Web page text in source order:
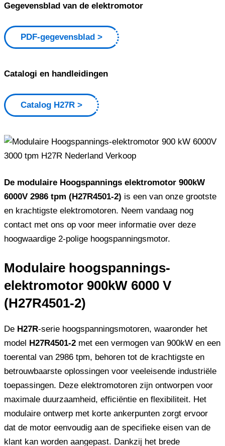
Gegevensblad van de elektromotor
PDF-gegevensblad
Catalogi en handleidingen
Catalog H27R
De modulaire Hoogspannings elektromotor 900kW
6000V 2986 tpm (H27R4501-2) is een van onze grootste
en krachtigste elektromotoren. Neem vandaag nog
contact met ons op voor meer informatie over deze
hoogwaardige 2-polige hoogspanningsmotor.
Modulaire hoogspannings-
elektromotor 900kW 6000 V
(H27R4501-2)
De H27R-serie hoogspanningsmotoren, waaronder het
model H27R4501-2 met een vermogen van 900kW en een
toerental van 2986 tpm, behoren tot de krachtigste en
betrouwbaarste oplossingen voor veeleisende industriële
toepassingen. Deze elektromotoren zijn ontworpen voor
maximale duurzaamheid, efficiëntie en flexibiliteit. Het
modulaire ontwerp met korte ankerpunten zorgt ervoor
dat de motor eenvoudig aan de specifieke eisen van de
klant kan worden aangepast. Dankzij het brede